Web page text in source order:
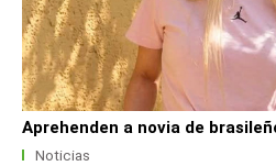
Aprehenden a novia de
Noticias